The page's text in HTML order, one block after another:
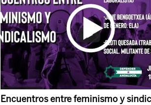
Encuentros entre feminismo y